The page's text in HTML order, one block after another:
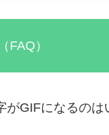
FAQ）
がGIFになるのは